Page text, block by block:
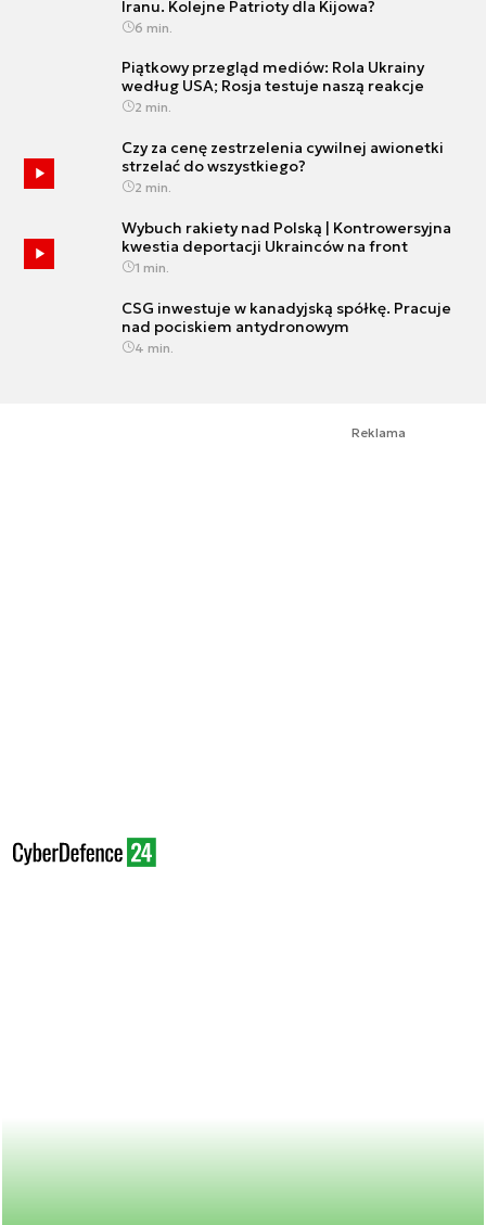
Iranu. Kolejne Patrioty dla Kijowa?
6 min.
Piątkowy przegląd mediów: Rola Ukrainy
według USA; Rosja testuje naszą reakcje
2 min.
Czy za cenę zestrzelenia cywilnej awionetki
strzelać do wszystkiego?
2 min.
Wybuch rakiety nad Polską | Kontrowersyjna
kwestia deportacji Ukrainców na front
1 min.
CSG inwestuje w kanadyjską spółkę. Pracuje
nad pociskiem antydronowym
4 min.
Reklama